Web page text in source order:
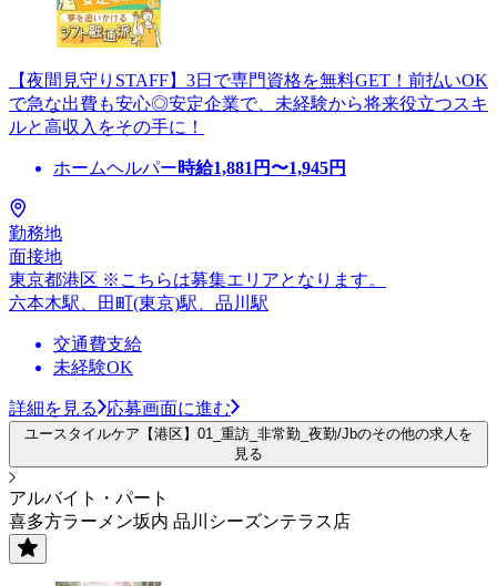
【夜間見守りSTAFF】3日で専門資格を無料GET！前払いOK
で急な出費も安心◎安定企業で、未経験から将来役立つスキ
ルと高収入をその手に！
ホームヘルパー時給1,881 円〜1,945円
勤務地
面接地
東京都港区 ※こちらは募集エリアとなります。
六本木駅、田町(東京)駅、品川駅
交通費支給
未経験OK
詳細を見る 応募画面に進む
ユースタイルケア【港区】01_重訪_非常勤_夜勤/Jbのその他の求人を
見る
アルバイト・パート
喜多方ラーメン坂内 品川シーズンテラス店